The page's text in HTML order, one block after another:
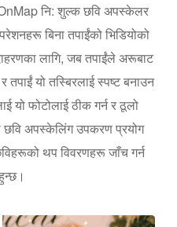
नि: शुल्क छवि अपस्केलर
बिना तपाईंको भिडियोको
लागि, जब तपाईंले अरूबाट
तपाईं यो तस्बिरलाई स्पष्ट बनाउन
यो फोटोलाई ठीक गर्न र ठूलो
छवि अपस्केलिंग उपकरण प्रयोग
थप विवरणहरू जाँच गर्न